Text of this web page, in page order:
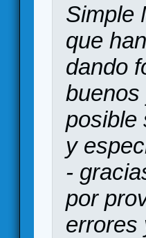
Simple
que
dando
posible
y
-
por
errores